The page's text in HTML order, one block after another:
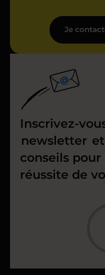
Je
Inscrivez-
newsletter
conseils pour
réussite de